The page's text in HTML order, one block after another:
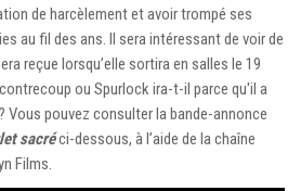
de harcèlement et avoir trompé ses
au fil des ans. Il sera intéressant de voir de
reçue lorsqu’elle sortira en salles le 19
ou Spurlock ira-t-il parce qu'il a
Vous pouvez consulter la bande-annonce
sacréci-dessous, à l’aide de la chaîne
Films.